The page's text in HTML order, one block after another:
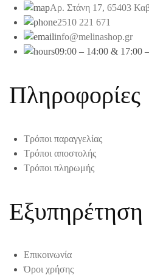
Αρ. Στάνη 17, 65403
2510 221 671
info@melinashop.gr
09:00 – 14:00 & 17:00
Πληροφορίες
Τρόποι παραγγελίας
Τρόποι αποστολής
Τρόποι πληρωμής
Επικοινωνία
Όροι χρήσης